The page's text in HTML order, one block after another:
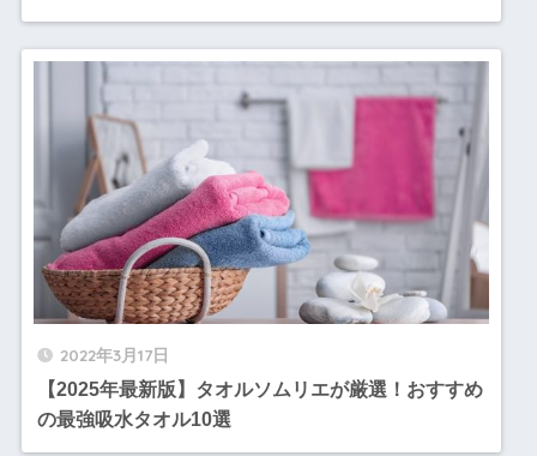
2022年3月17日
【2025年最新版】タオルソムリエが厳選！おすすめ
の最強吸水タオル10選